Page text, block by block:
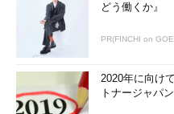
どう働くか』
PR(FINCHI on
2020年に向け
トナージャパ